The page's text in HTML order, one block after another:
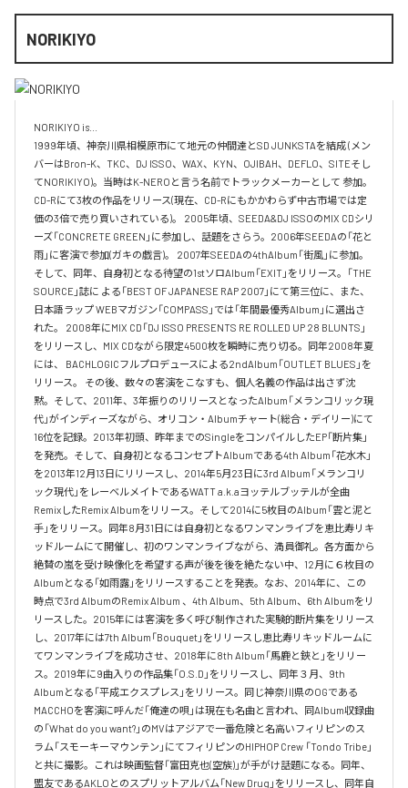
NORIKIYO
NORIKIYO is...
1999年頃、神奈川県相模原市にて地元の仲間達とSD JUNKSTAを結成 (メン
バーはBron-K、TKC、DJ ISSO、WAX、KYN、OJIBAH、DEFLO、SITEそし
てNORIKIYO)。当時はK-NEROと言う名前でトラックメーカーとして 参加。
CD-Rにて3枚の作品をリリース(現在、CD-Rにもかかわらず中古市場では定
価の3倍で売り買いされている)。 2005年頃、SEEDA&DJ ISSOのMIX CDシリ
ーズ「CONCRETE GREEN」に参加し、話題をさらう。2006年SEEDAの「花と
雨」に客演で参加(ガキの戯言)。 2007年SEEDAの4thAlbum「街風」に参加。
そして、同年、自身初となる待望の1stソロAlbum「EXIT」をリリース。「THE
SOURCE」誌に よる「BEST OF JAPANESE RAP 2007」にて第三位に、また、
日本語ラップ WEBマガジン「COMPASS」では「年間最優秀Album」に選出さ
れた。 2008年にMIX CD「DJ ISSO PRESENTS RE ROLLED UP 28 BLUNTS」
をリリースし、MIX CDながら限定4500枚を瞬時に売り切る。同年2008年夏
には、 BACHLOGICフルプロデュースによる2ndAlbum「OUTLET BLUES」を
リリース。 その後、数々の客演をこなすも、個人名義の作品は出さず沈
黙。そして、2011年、3年振りのリリースとなったAlbum「メランコリック現
代」がインディーズながら、オリコン・Albumチャート(総合・デイリー)にて
16位を記録。2013年初頭、昨年までのSingleをコンパイルしたEP「断片集」
を発売。そして、自身初となるコンセプトAlbumである4th Album「花水木」
を2013年12月13日にリリースし、2014年5月23日に3rd Album「メランコリ
ック現代」をレーベルメイトであるWATT a.k.aヨッテルブッテルが全曲
RemixしたRemix Albumをリリース。そして2014に5枚目のAlbum「雲と泥と
手」をリリース。同年8月31日には自身初となるワンマンライブを恵比寿リキ
ッドルームにて開催し、初のワンマンライブながら、満員御礼。各方面から
絶賛の嵐を受け映像化を希望する声が後を後を絶たない中、12月に６枚目の
Albumとなる「如雨露」をリリースすることを発表。なお、2014年に、この
時点で3rd AlbumのRemix Album 、4th Album、5th Album、6th Albumをリ
リースした。2015年には客演を多く呼び制作された実験的断片集をリリース
し、2017年には7th Album「Bouquet」をリリースし恵比寿リキッドルームに
てワンマンライブを成功させ、2018年に8th Album「馬鹿と鋏と」をリリー
ス。2019年に9曲入りの作品集「O.S.D」をリリースし、同年３月、9th
Albumとなる「平成エクスプレス」をリリース。同じ神奈川県のOGである
MACCHOを客演に呼んだ「俺達の唄」は現在も名曲と言われ、同Album収録曲
の「What do you want?」のMVはアジアで一番危険と名高いフィリピンのス
ラム「スモーキーマウンテン」にてフィリピンのHIPHOP Crew 「Tondo Tribe」
と共に撮影。これは映画監督「富田克也(空族)」が手がけ話題になる。同年、
盟友であるAKLOとのスプリットアルバム「New Drug」をリリースし、同年自